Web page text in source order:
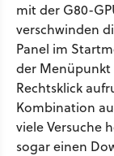
mit der G80-
verschwinden
Panel im
der Menüpunkt
Rechtsklick
Kombination
viele Versuche
sogar einen